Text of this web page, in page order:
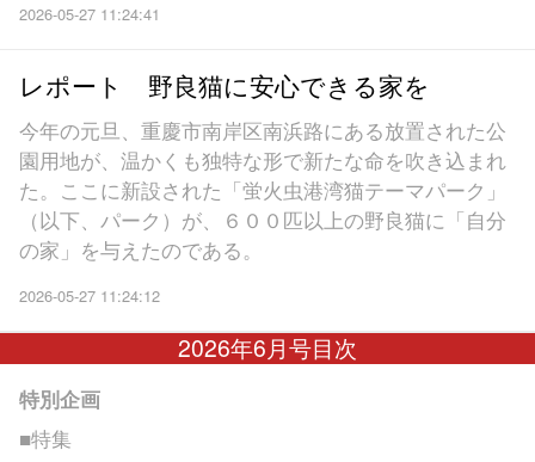
2026-05-27 11:24:41
レポート 野良猫に安心できる家を
今年の元旦、重慶市南岸区南浜路にある放置された公
園用地が、温かくも独特な形で新たな命を吹き込まれ
た。ここに新設された「蛍火虫港湾猫テーマパーク」
（以下、パーク）が、６００匹以上の野良猫に「自分
の家」を与えたのである。
2026-05-27 11:24:12
2026年6月号目次
特別企画
■特集